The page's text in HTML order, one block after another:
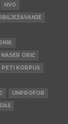
HVO
NASER ORIĆ
PETI KORPUS
UNPROFOR